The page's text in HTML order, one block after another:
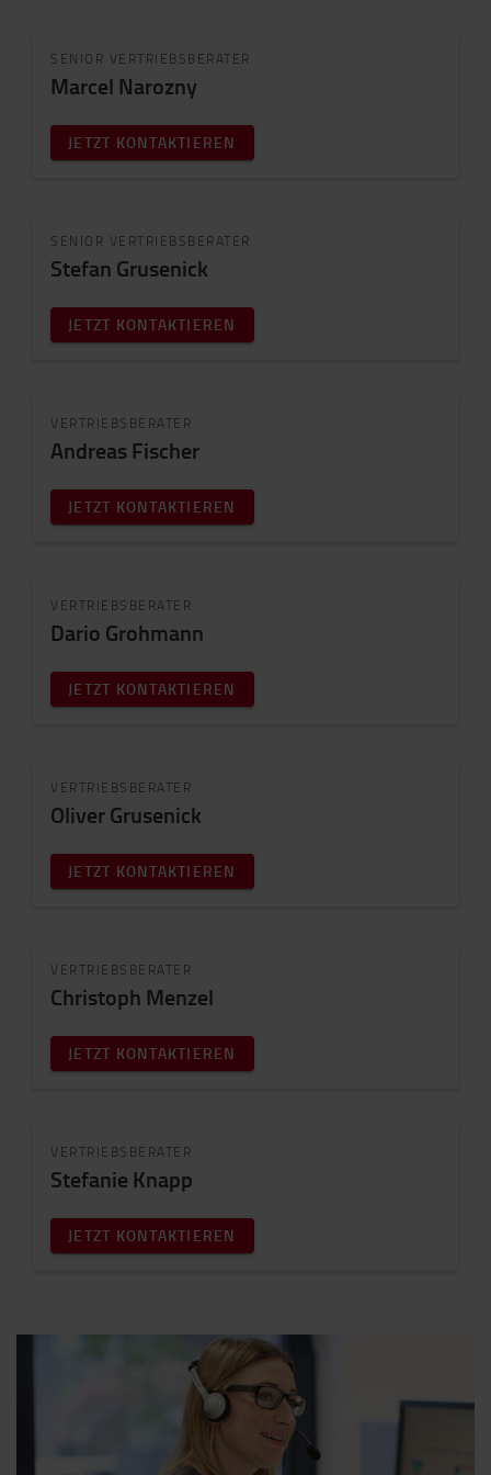
SENIOR VERTRIEBSBERATER
Marcel Narozny
JETZT KONTAKTIEREN
SENIOR VERTRIEBSBERATER
Stefan Grusenick
JETZT KONTAKTIEREN
VERTRIEBSBERATER
Andreas Fischer
JETZT KONTAKTIEREN
VERTRIEBSBERATER
Dario Grohmann
JETZT KONTAKTIEREN
VERTRIEBSBERATER
Oliver Grusenick
JETZT KONTAKTIEREN
VERTRIEBSBERATER
Christoph Menzel
JETZT KONTAKTIEREN
VERTRIEBSBERATER
Stefanie Knapp
JETZT KONTAKTIEREN